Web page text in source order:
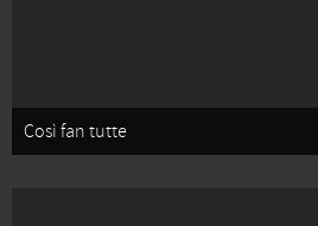
Così fan tutte